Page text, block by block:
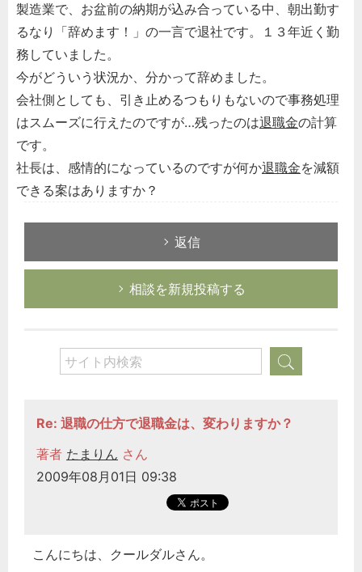
製造業で、お盆前の納期が込み合っている中、朝出勤す
るなり「辞めます！」の一言で退社です。１３年近く勤
務していました。
今がどういう状況か、分かって辞めました。
会社側としても、引き止めるつもりもないので事務処理
はスムーズに行えたのですが…残ったのは退職金の計算
です。
社長は、感情的になっているのですが何か退職金を減額
できる案はありますか？
返信
相談を新規投稿する
Re: 退職の仕方で退職金は、変わりますか？
著者 たまりん さん
2009年08月01日 09:38
こんにちは、クールダルさん。